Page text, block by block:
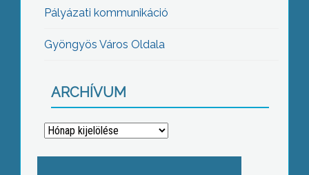
Pályázati kommunikáció
Gyöngyös Város Oldala
ARCHÍVUM
Archívum